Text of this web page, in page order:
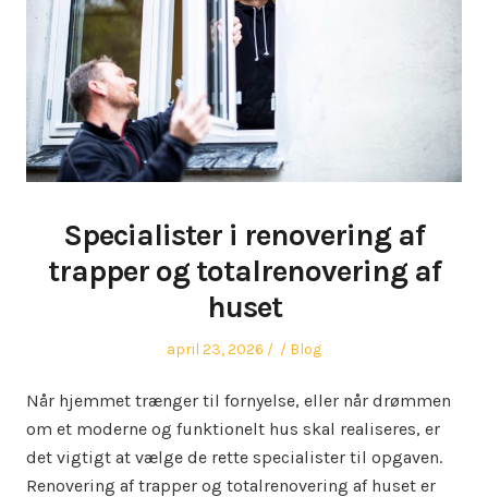
Specialister i renovering af
trapper og totalrenovering af
huset
Posted
april 23, 2026 Author
Posted
Blog
Når hjemmet trænger til fornyelse, eller når drømmen
om et moderne og funktionelt hus skal realiseres, er
det vigtigt at vælge de rette specialister til opgaven.
Renovering af trapper og totalrenovering af huset er